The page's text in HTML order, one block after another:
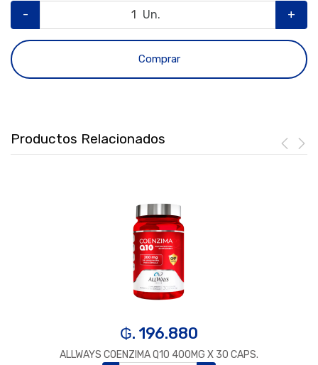
- Un. +
Comprar
Productos Relacionados
₲. 196.880
ALLWAYS COENZIMA Q10 400MG X 30 CAPS.